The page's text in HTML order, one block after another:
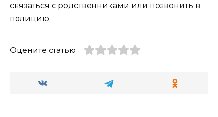
связаться с родственниками или позвонить в
полицию.
Оцените статью